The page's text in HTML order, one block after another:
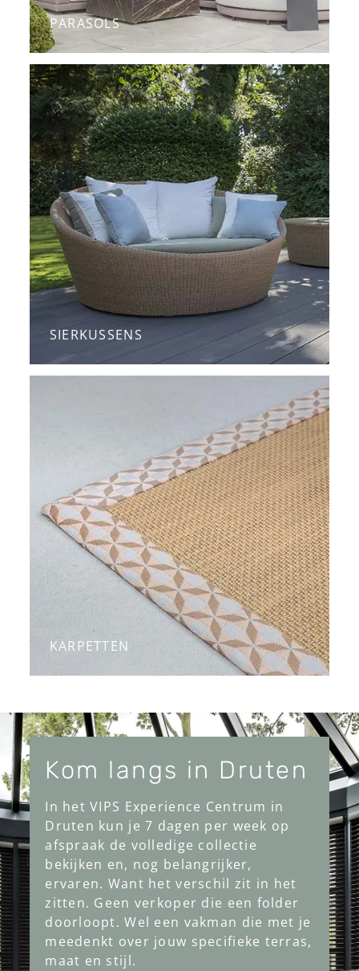
PARASOLS
SIERKUSSENS
KARPETTEN
Kom langs in Druten
In het VIPS Experience Centrum in
Druten kun je 7 dagen per week op
afspraak de volledige collectie
bekijken en, nog belangrijker,
ervaren. Want het verschil zit in het
zitten. Geen verkoper die een folder
doorloopt. Wel een vakman die met je
meedenkt over jouw specifieke terras,
maat en stijl.